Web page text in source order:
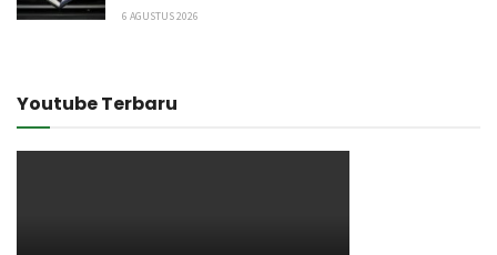
6 AGUSTUS 2026
Youtube Terbaru